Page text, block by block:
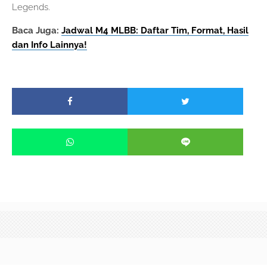
Legends.
Baca Juga: Jadwal M4 MLBB: Daftar Tim, Format, Hasil
dan Info Lainnya!